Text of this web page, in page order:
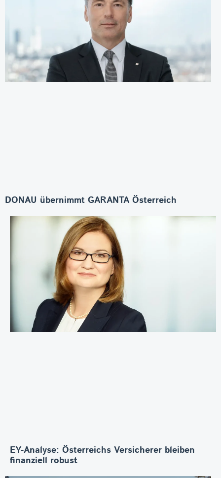
DONAU übernimmt GARANTA Österreich
EY-Analyse: Österreichs Versicherer bleiben
finanziell robust